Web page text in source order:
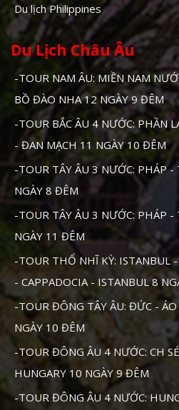
Du lịch Philippines
Du Lịch Châu Âu
-TOUR NAM ÂU: MIỀN NAM
BỒ ĐÀO NHA 12 NGÀY 9 ĐÊM
-TOUR BẮC ÂU 4 NƯỚC: PHẦN
- ĐAN MẠCH 11 NGÀY 10 ĐÊM
-TOUR TÂY ÂU 3 NƯỚC: PHÁP -
NGÀY 8 ĐÊM
-TOUR TÂY ÂU 3 NƯỚC: PHÁP -
NGÀY 11 ĐÊM
-TOUR THỔ NHĨ KỲ: ISTANBUL -
- CAPPADOCIA - ISTANBUL 8
-TOUR ĐÔNG TÂY ÂU: ĐỨC -
NGÀY 10 ĐÊM
-TOUR ĐÔNG ÂU 4 NƯỚC: CH
HUNGARY 10 NGÀY 9 ĐÊM
-TOUR ĐÔNG ÂU 4 NƯỚC: